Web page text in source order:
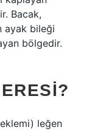
Bacak,
ayak bileği
bölgedir.
leğen